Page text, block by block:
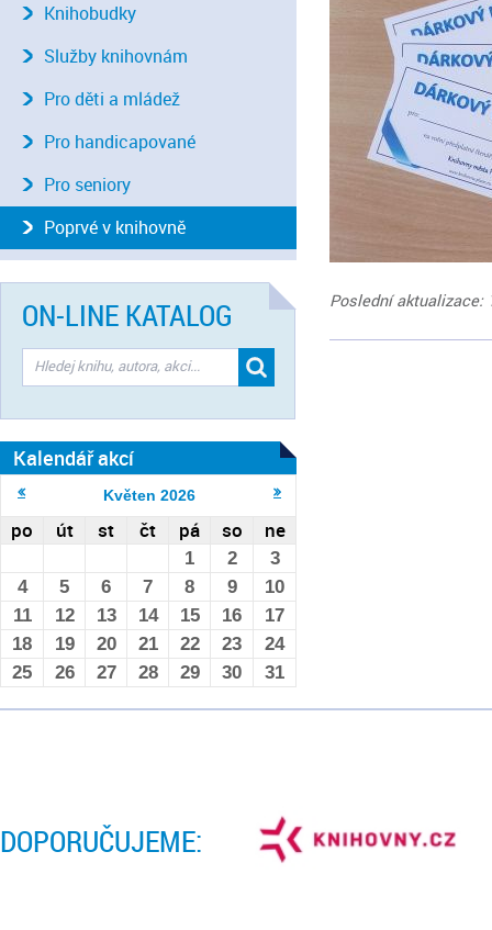
Poslední aktualizace:
Knihobudky
Služby knihovnám
Pro děti a mládež
Pro handicapované
Pro seniory
Poprvé v knihovně
ON-LINE KATALOG
Kalendář akcí
Květen 2026
po út st čt pá so ne
1 2
3
4
5 6 7 8 9
10
11
12 13 14 15 16
17
18
19 20 21 22 23
24
25
26 27 28 29 30 31
DOPORUČUJEME: